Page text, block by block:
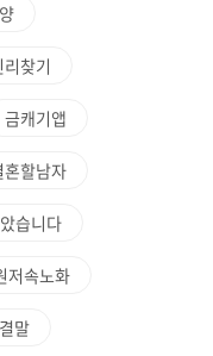
리찾기
금캐기앱
혼할남자
습니다
저속노화
말